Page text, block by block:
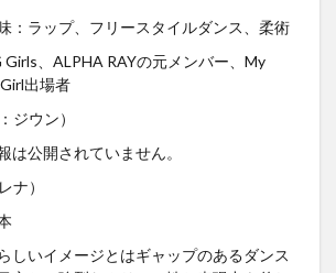
：ラップ、フリースタイルダンス、柔術
Girls、ALPHA RAYの元メンバー、My
出場者
ジウン）
は公開されていません。
ナ）
しいイメージとはギャップのあるダンス